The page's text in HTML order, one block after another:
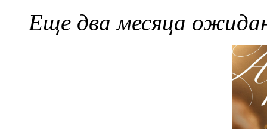
Еще два месяца